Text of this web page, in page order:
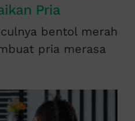
Pria
bentol merah
pria merasa